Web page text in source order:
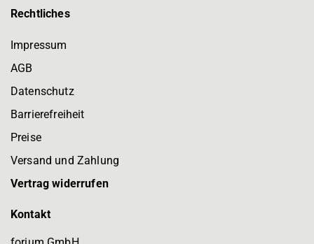
Rechtliches
Impressum
AGB
Datenschutz
Barrierefreiheit
Preise
Versand und Zahlung
Vertrag widerrufen
Kontakt